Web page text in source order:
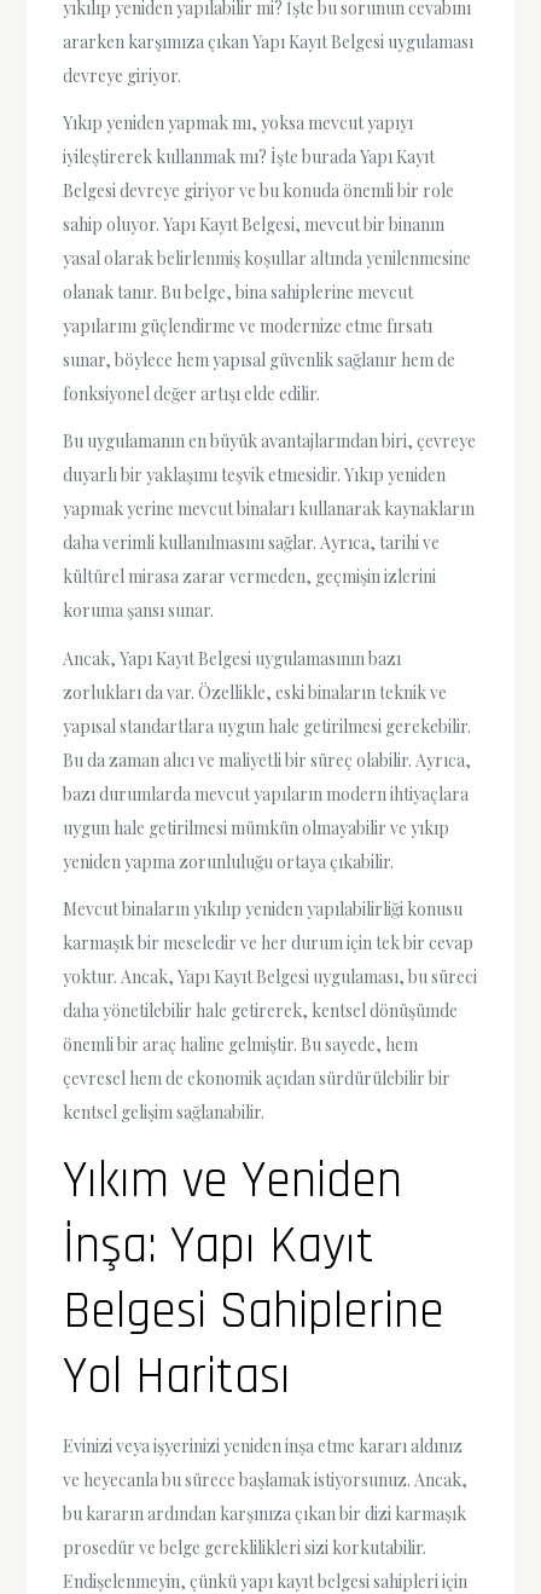
yıkılıp yeniden yapılabilir mi? İşte bu sorunun cevabını
ararken karşımıza çıkan Yapı Kayıt Belgesi uygulaması
devreye giriyor.
Yıkıp yeniden yapmak mı, yoksa mevcut yapıyı
iyileştirerek kullanmak mı? İşte burada Yapı Kayıt
Belgesi devreye giriyor ve bu konuda önemli bir role
sahip oluyor. Yapı Kayıt Belgesi, mevcut bir binanın
yasal olarak belirlenmiş koşullar altında yenilenmesine
olanak tanır. Bu belge, bina sahiplerine mevcut
yapılarını güçlendirme ve modernize etme fırsatı
sunar, böylece hem yapısal güvenlik sağlanır hem de
fonksiyonel değer artışı elde edilir.
Bu uygulamanın en büyük avantajlarından biri, çevreye
duyarlı bir yaklaşımı teşvik etmesidir. Yıkıp yeniden
yapmak yerine mevcut binaları kullanarak kaynakların
daha verimli kullanılmasını sağlar. Ayrıca, tarihi ve
kültürel mirasa zarar vermeden, geçmişin izlerini
koruma şansı sunar.
Ancak, Yapı Kayıt Belgesi uygulamasının bazı
zorlukları da var. Özellikle, eski binaların teknik ve
yapısal standartlara uygun hale getirilmesi gerekebilir.
Bu da zaman alıcı ve maliyetli bir süreç olabilir. Ayrıca,
bazı durumlarda mevcut yapıların modern ihtiyaçlara
uygun hale getirilmesi mümkün olmayabilir ve yıkıp
yeniden yapma zorunluluğu ortaya çıkabilir.
Mevcut binaların yıkılıp yeniden yapılabilirliği konusu
karmaşık bir meseledir ve her durum için tek bir cevap
yoktur. Ancak, Yapı Kayıt Belgesi uygulaması, bu süreci
daha yönetilebilir hale getirerek, kentsel dönüşümde
önemli bir araç haline gelmiştir. Bu sayede, hem
çevresel hem de ekonomik açıdan sürdürülebilir bir
kentsel gelişim sağlanabilir.
Yıkım ve Yeniden
İnşa: Yapı Kayıt
Belgesi Sahiplerine
Yol Haritası
Evinizi veya işyerinizi yeniden inşa etme kararı aldınız
ve heyecanla bu sürece başlamak istiyorsunuz. Ancak,
bu kararın ardından karşınıza çıkan bir dizi karmaşık
prosedür ve belge gereklilikleri sizi korkutabilir.
Endişelenmeyin, çünkü yapı kayıt belgesi sahipleri için